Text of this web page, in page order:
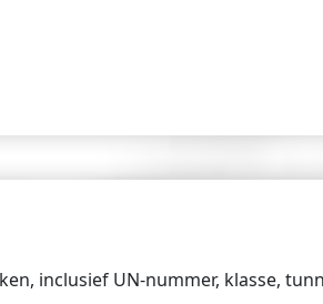
inclusief UN-nummer, klasse,